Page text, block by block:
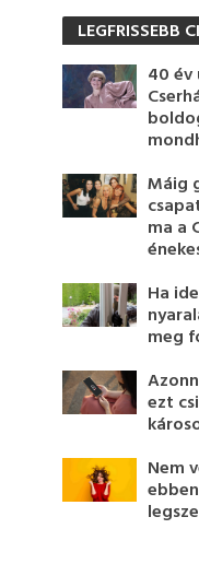
LEGFRISSEBB
40
Máig
ma a
Ha
meg
ezt
Nem